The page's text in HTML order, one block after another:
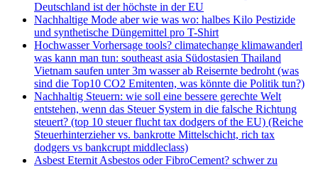
Deutschland ist der höchste in der EU
Nachhaltige Mode aber wie was wo: halbes Kilo Pestizide
und synthetische Düngemittel pro T-Shirt
Hochwasser Vorhersage tools? climatechange klimawanderl
was kann man tun: southeast asia Südostasien Thailand
Vietnam saufen unter 3m wasser ab Reisernte bedroht (was
sind die Top10 CO2 Emitenten, was könnte die Politik tun?)
Nachhaltig Steuern: wie soll eine bessere gerechte Welt
entstehen, wenn das Steuer System in die falsche Richtung
steuert? (top 10 steuer flucht tax dodgers of the EU) (Reiche
Steuerhinterzieher vs. bankrotte Mittelschicht, rich tax
dodgers vs bankcrupt middleclass)
Asbest Eternit Asbestos oder FibroCement? schwer zu